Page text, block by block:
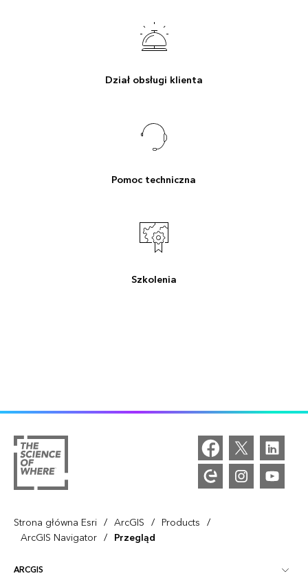
Dział obsługi klienta
Pomoc techniczna
Szkolenia
Strona główna Esri / ArcGIS / Products /
ArcGIS Navigator / Przegląd
ARCGIS